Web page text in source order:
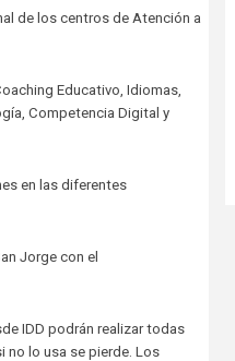
de los centros de Atención a
Educativo, Idiomas,
Competencia Digital y
en las diferentes
Jorge con el
IDD podrán realizar todas
no lo usa se pierde. Los